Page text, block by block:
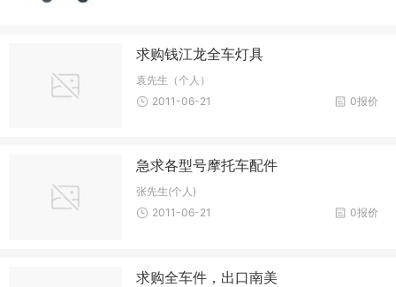
求购钱江龙全车灯具
袁先生（个人）
0报价
2011-06-21
急求各型号摩托车配件
张先生(个人)
0报价
2011-06-21
求购全车件，出口南美